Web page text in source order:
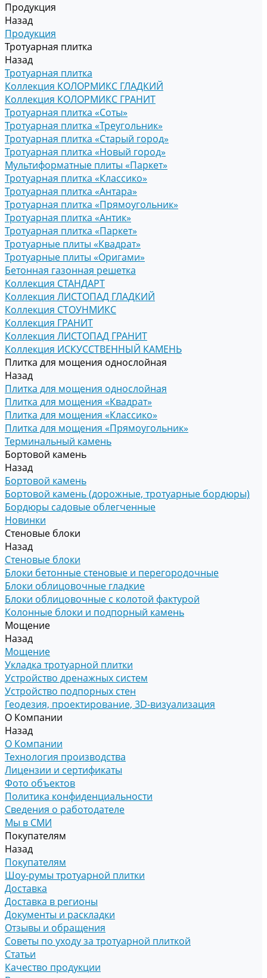
Продукция
Назад
Продукция
Тротуарная плитка
Назад
Тротуарная плитка
Коллекция КОЛОРМИКС ГЛАДКИЙ
Коллекция КОЛОРМИКС ГРАНИТ
Тротуарная плитка «Соты»
Тротуарная плитка «Треугольник»
Тротуарная плитка «Старый город»
Тротуарная плитка «Новый город»
Мультиформатные плиты «Паркет»
Тротуарная плитка «Классико»
Тротуарная плитка «Антара»
Тротуарная плитка «Прямоугольник»
Тротуарная плитка «Антик»
Тротуарная плитка «Паркет»
Тротуарные плиты «Квадрат»
Тротуарные плиты «Оригами»
Бетонная газонная решетка
Коллекция СТАНДАРТ
Коллекция ЛИСТОПАД ГЛАДКИЙ
Коллекция СТОУНМИКС
Коллекция ГРАНИТ
Коллекция ЛИСТОПАД ГРАНИТ
Коллекция ИСКУССТВЕННЫЙ КАМЕНЬ
Плитка для мощения однослойная
Назад
Плитка для мощения однослойная
Плитка для мощения «Квадрат»
Плитка для мощения «Классико»
Плитка для мощения «Прямоугольник»
Терминальный камень
Бортовой камень
Назад
Бортовой камень
Бортовой камень (дорожные, тротуарные бордюры)
Бордюры садовые облегченные
Новинки
Стеновые блоки
Назад
Стеновые блоки
Блоки бетонные стеновые и перегородочные
Блоки облицовочные гладкие
Блоки облицовочные с колотой фактурой
Колонные блоки и подпорный камень
Мощение
Назад
Мощение
Укладка тротуарной плитки
Устройство дренажных систем
Устройство подпорных стен
Геодезия, проектирование, 3D-визуализация
О Компании
Назад
О Компании
Технология производства
Лицензии и сертификаты
Фото объектов
Политика конфиденциальности
Сведения о работодателе
Мы в СМИ
Покупателям
Назад
Покупателям
Шоу-румы тротуарной плитки
Доставка
Доставка в регионы
Документы и раскладки
Отзывы и обращения
Советы по уходу за тротуарной плиткой
Статьи
Качество продукции